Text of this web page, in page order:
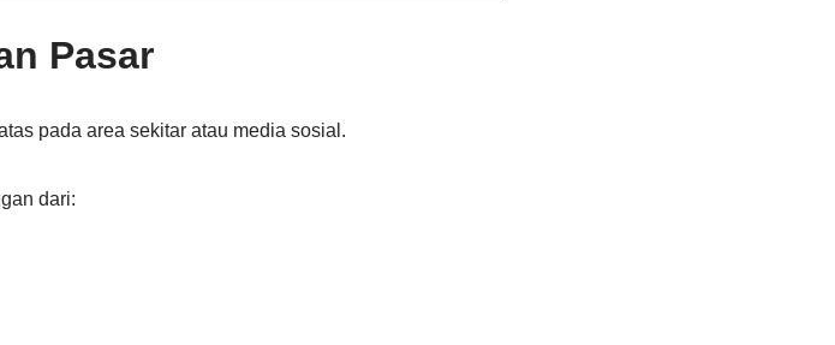
Pasar
pada area sekitar atau media sosial.
dari: